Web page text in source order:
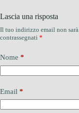
Lascia una risposta
Il tuo indirizzo email non
contrassegnati *
Nome *
Email *